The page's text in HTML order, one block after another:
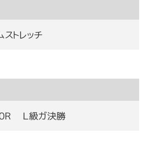
トレッチ
０Ｒ Ｌ級ガ決勝